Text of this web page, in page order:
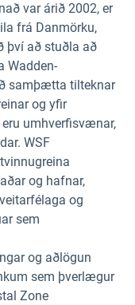
var árið 2002, er
frá Danmörku,
því að stuðla að
Wadden-
samþætta tilteknar
og yfir
umhverfisvænar,
WSF
og hafnar,
og
sem
og aðlögun
sem þverlægur
Zone